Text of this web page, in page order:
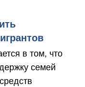
в том, что
семей